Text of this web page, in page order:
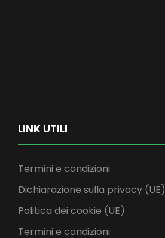
LINK UTILI
Termini e condizioni
Dichiarazione sulla privacy (UE)
Politica dei cookie (UE)
Termini e condizioni